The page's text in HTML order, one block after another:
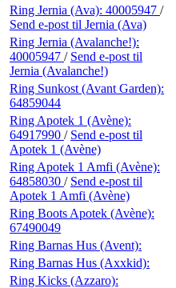
Ring Jernia (Ava): 40005947 /
Send e-post til Jernia (Ava)
Ring Jernia (Avalanche!):
40005947 / Send e-post til
Jernia (Avalanche!)
Ring Sunkost (Avant Garden):
64859044
Ring Apotek 1 (Avène):
64917990 / Send e-post til
Apotek 1 (Avène)
Ring Apotek 1 Amfi (Avène):
64858030 / Send e-post til
Apotek 1 Amfi (Avène)
Ring Boots Apotek (Avène):
67490049
Ring Barnas Hus (Avent):
Ring Barnas Hus (Axxkid):
Ring Kicks (Azzaro):